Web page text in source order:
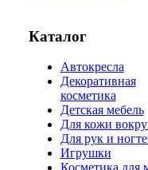
Каталог
Автокресла
Декоративная
косметика
Детская мебель
Для кожи
Для рук и
Игрушки